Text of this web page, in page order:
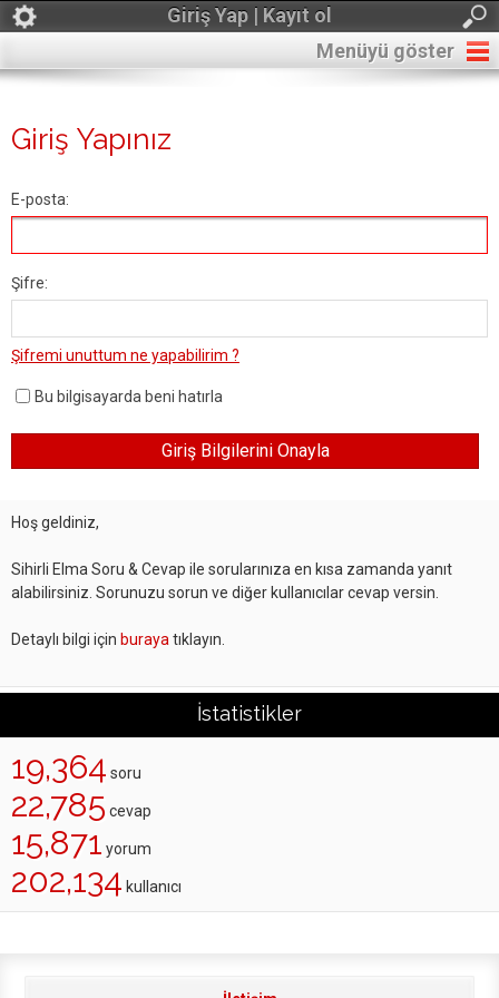
Giriş Yap | Kayıt ol
Menüyü göster
Giriş Yapınız
E-posta:
Şifre:
Şifremi unuttum ne yapabilirim ?
Bu bilgisayarda beni hatırla
Hoş geldiniz,
Sihirli Elma Soru & Cevap ile sorularınıza en kısa zamanda yanıt
alabilirsiniz. Sorunuzu sorun ve diğer kullanıcılar cevap versin.
Detaylı bilgi için buraya tıklayın.
İstatistikler
19,364 soru
22,785 cevap
15,871 yorum
202,134 kullanıcı